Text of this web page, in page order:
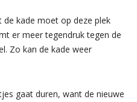
kade moet op deze plek
er meer tegendruk tegen de
Zo kan de kade weer
gaat duren, want de nieuwe